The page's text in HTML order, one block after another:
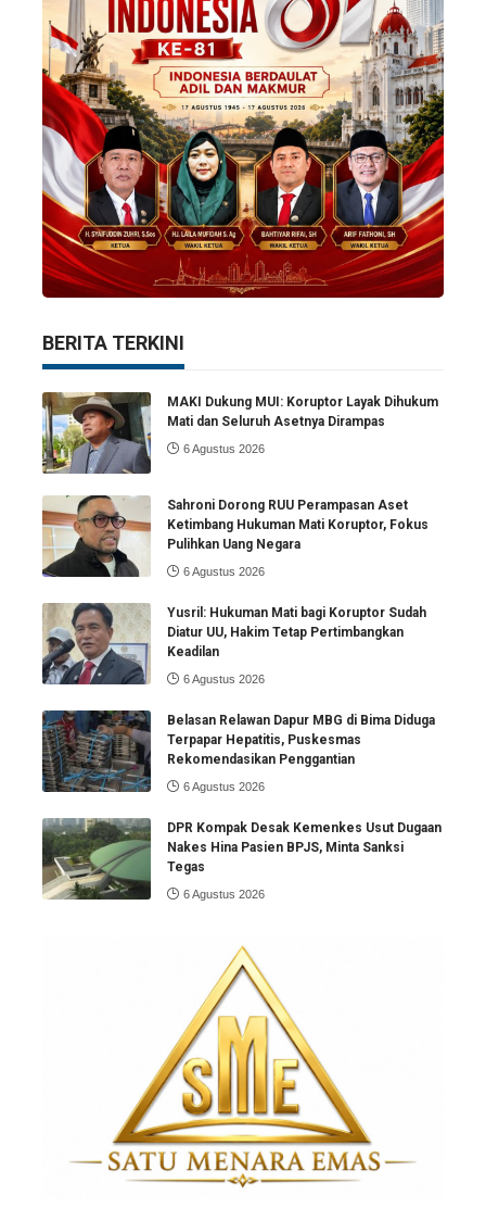
BERITA TERKINI
MAKI Dukung MUI: Koruptor Layak Dihukum
Mati dan Seluruh Asetnya Dirampas
6 Agustus 2026
Sahroni Dorong RUU Perampasan Aset
Ketimbang Hukuman Mati Koruptor, Fokus
Pulihkan Uang Negara
6 Agustus 2026
Yusril: Hukuman Mati bagi Koruptor Sudah
Diatur UU, Hakim Tetap Pertimbangkan
Keadilan
6 Agustus 2026
Belasan Relawan Dapur MBG di Bima Diduga
Terpapar Hepatitis, Puskesmas
Rekomendasikan Penggantian
6 Agustus 2026
DPR Kompak Desak Kemenkes Usut Dugaan
Nakes Hina Pasien BPJS, Minta Sanksi
Tegas
6 Agustus 2026